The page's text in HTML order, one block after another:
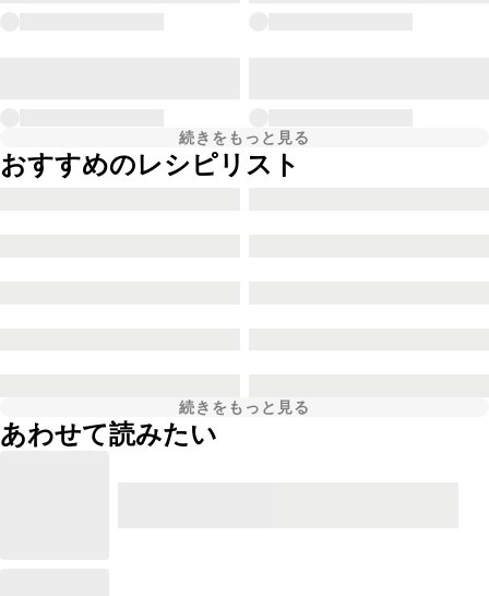
続きをもっと見る
おすすめのレシピリスト
続きをもっと見る
あわせて読みたい